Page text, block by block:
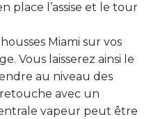
place l’assise et le tour
Miami sur vos
Vous laisserez ainsi le
au niveau des
avec un
vapeur peut être